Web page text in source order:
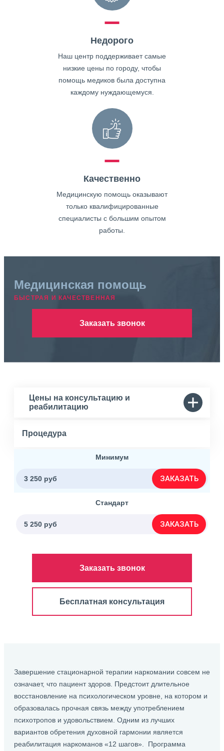
Недорого
Наш центр поддерживает самые
низкие цены по городу, чтобы
помощь медиков была доступна
каждому нуждающемуся.
Качественно
Медицинскую помощь оказывают
только квалифицированные
специалисты с большим опытом
работы.
Медицинская помощь
БЫСТРАЯ И КАЧЕСТВЕННАЯ
Заказать звонок
Цены на консультацию и
реабилитацию
Процедура
Минимум
3 250 руб ЗАКАЗАТЬ
Стандарт
5 250 руб ЗАКАЗАТЬ
Заказать звонок
Бесплатная консультация
Завершение стационарной терапии наркомании совсем не
означает, что пациент здоров. Предстоит длительное
восстановление на психологическом уровне, на котором и
образовалась прочная связь между употреблением
психотропов и удовольствием. Одним из лучших
вариантов обретения духовной гармонии является
реабилитация наркоманов «12 шагов». Программа